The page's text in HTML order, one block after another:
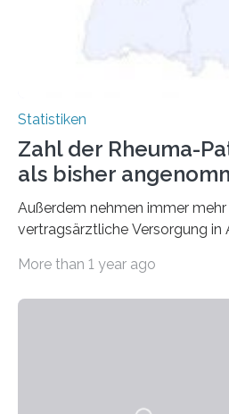
Statistiken
Zahl der Rheuma-
als bisher
Außerdem nehmen immer
vertragsärztliche Versorgung in
More than 1 year ago